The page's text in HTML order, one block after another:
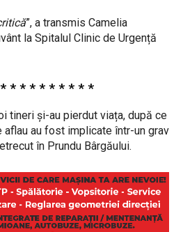
”, a transmis Camelia
la Spitalul Clinic de Urgență
* * * * * * * * *
tineri și-au pierdut viața, după ce
au fost implicate într-un grav
în Prundu Bârgăului.